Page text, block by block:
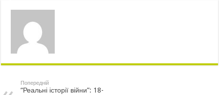
Попередній
“Реальні історії війни”: 18-